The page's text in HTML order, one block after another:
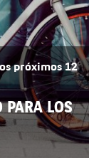
próximos 12
PARA LOS